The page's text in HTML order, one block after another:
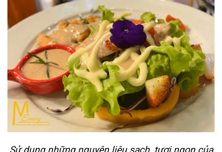
Sử dụng những nguyên liệu sạch, tươi ngon của